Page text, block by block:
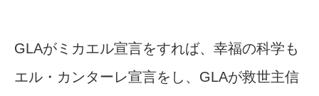
GLAがミカエル宣言をすれば、幸福の科学も
エル・カンターレ宣言をし、GLAが救世主信